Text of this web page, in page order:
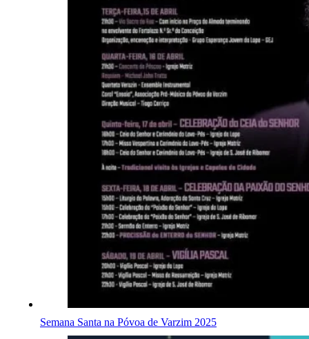
Semana Santa na Póvoa de Varzim 2025